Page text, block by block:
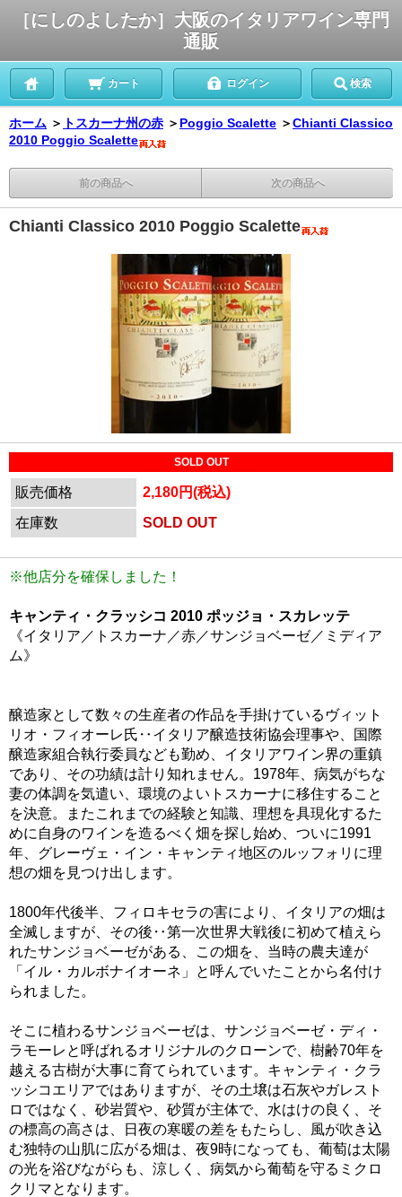
［にしのよしたか］大阪のイタリアワイン専門
通販
カート ログイン 検索
ホーム ＞ トスカーナ州の赤 ＞ Poggio Scalette ＞Chianti Classico
2010 Poggio Scalette
前の商品へ 次の商品へ
Chianti Classico 2010 Poggio Scalette
SOLD OUT
販売価格
2,180円(税込)
在庫数
SOLD OUT
※他店分を確保しました！
キャンティ・クラッシコ 2010 ポッジョ・スカレッテ
《イタリア／トスカーナ／赤／サンジョベーゼ／ミディア
ム》
醸造家として数々の生産者の作品を手掛けているヴィット
リオ・フィオーレ氏‥イタリア醸造技術協会理事や、国際
醸造家組合執行委員なども勤め、イタリアワイン界の重鎮
であり、その功績は計り知れません。1978年、病気がちな
妻の体調を気遣い、環境のよいトスカーナに移住すること
を決意。またこれまでの経験と知識、理想を具現化するた
めに自身のワインを造るべく畑を探し始め、ついに1991
年、グレーヴェ・イン・キャンティ地区のルッフォリに理
想の畑を見つけ出します。
1800年代後半、フィロキセラの害により、イタリアの畑は
全滅しますが、その後‥第一次世界大戦後に初めて植えら
れたサンジョベーゼがある、この畑を、当時の農夫達が
「イル・カルボナイオーネ」と呼んでいたことから名付け
られました。
そこに植わるサンジョベーゼは、サンジョベーゼ・ディ・
ラモーレと呼ばれるオリジナルのクローンで、樹齢70年を
越える古樹が大事に育てられています。キャンティ・クラ
ッシコエリアではありますが、その土壌は石灰やガレスト
ロではなく、砂岩質や、砂質が主体で、水はけの良く、そ
の標高の高さは、日夜の寒暖の差をもたらし、風が吹き込
む独特の山肌に広がる畑は、夜9時になっても、葡萄は太陽
の光を浴びながらも、涼しく、病気から葡萄を守るミクロ
クリマとなります。